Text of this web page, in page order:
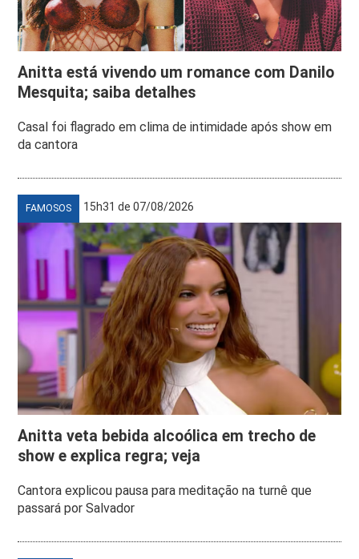
Anitta está vivendo um romance com Danilo
Mesquita; saiba detalhes
Casal foi flagrado em clima de intimidade após show em
da cantora
FAMOSOS 15h31 de 07/08/2026
Anitta veta bebida alcoólica em trecho de
show e explica regra; veja
Cantora explicou pausa para meditação na turnê que
passará por Salvador